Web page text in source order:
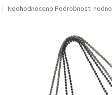
Průměrné
Neohodnoceno Podrobnosti